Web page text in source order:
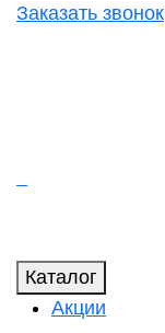
Заказать звонок
Каталог
Акции